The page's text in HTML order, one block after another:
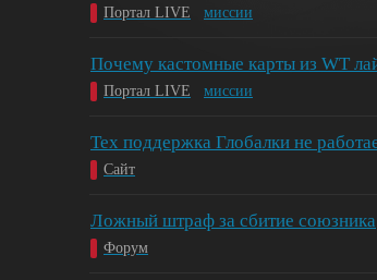
Портал LIVE миссии
Почему кастомные карты из WT
Портал LIVE миссии
Тех поддержка Глобалки не
Сайт
Ложный штраф за сбитие союзника
Форум